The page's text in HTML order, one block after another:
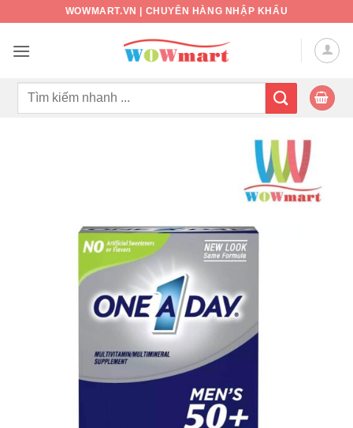
nội
WOWMART.VN | CHUYÊN HÀNG NHẬP KHẨU
Tìm